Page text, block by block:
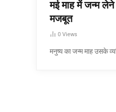
मई माह में जन्म लेने
मजबूत
0 Views
मनुष्य का जन्म माह उसके